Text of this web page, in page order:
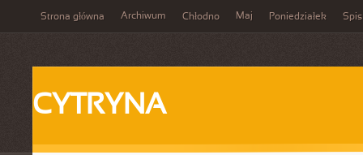
Strona główna Archiwum Chłodno Maj Poniedziałek Spis
CYTRYNA